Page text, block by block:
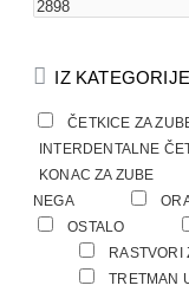
IZ KATEGORIJE
ČETKICE ZA
INTERDENTALNE
KONAC ZA ZUBE
NEGA
OSTALO
RASTVORI
TRETMAN